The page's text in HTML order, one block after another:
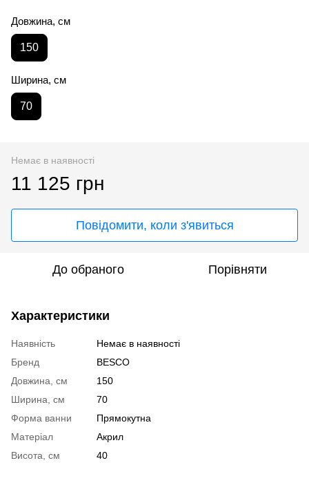
Довжина, см
150
Ширина, см
70
Немає в наявності
11 125 грн
Повідомити, коли з'явиться
До обраного Порівняти
Характеристики
Наявність
Немає в наявності
Бренд
BESCO
Довжина, см
150
Ширина, см
70
Форма ванни
Прямокутна
Матеріал
Акрил
Висота, см
40